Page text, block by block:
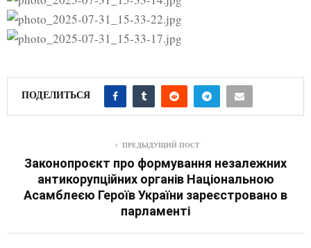
ПОДЕЛИТЬСЯ
ПРЕДЫДУЩИЙ ПОСТ
Законопроєкт про формування незалежних
антикорупційних органів Національною
Асамблеєю Героїв України зареєстровано в
парламенті